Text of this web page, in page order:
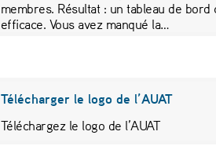
membres. Résultat : un tableau de bord
efficace. Vous avez manqué la…
Télécharger le logo de l’AUAT
Téléchargez le logo de l’AUAT